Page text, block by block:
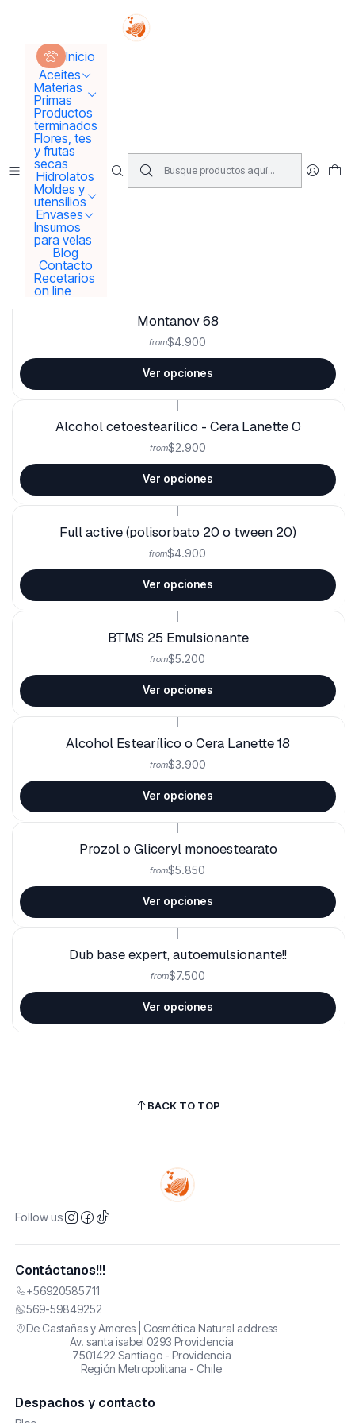
Inicio
Aceites
Materias
Primas
Productos
terminados
Flores, tes
y frutas
secas
Hidrolatos
Moldes y
utensilios
Envases
Insumos
para velas
Blog
Contacto
Recetarios
on line
Tus sueños se concretan aquí !!!
Montanov 68
from$4.900
Ver opciones
Alcohol cetoestearílico - Cera Lanette O
from$2.900
Ver opciones
Full active (polisorbato 20 o tween 20)
from$4.900
Ver opciones
BTMS 25 Emulsionante
from$5.200
Ver opciones
Alcohol Estearílico o Cera Lanette 18
from$3.900
Ver opciones
Prozol o Gliceryl monoestearato
from$5.850
Ver opciones
Dub base expert, autoemulsionante!!
from$7.500
Ver opciones
BACK TO TOP
Follow us
Contáctanos!!!
+56920585711
569-59849252
De Castañas y Amores | Cosmética Natural address
Av. santa isabel 0293 Providencia
7501422 Santiago - Providencia
Región Metropolitana - Chile
Despachos y contacto